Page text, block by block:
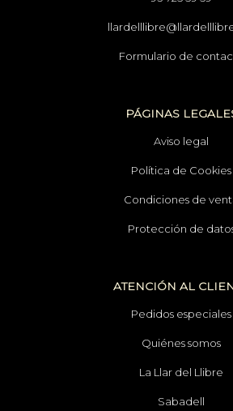
Formulario de
PÁGINAS
Aviso legal
Política de Cookies
Condiciones de
Protección de
ATENCIÓN AL
Pedidos especiales
Quiénes somos
La Llar del Llibre
Sabadell